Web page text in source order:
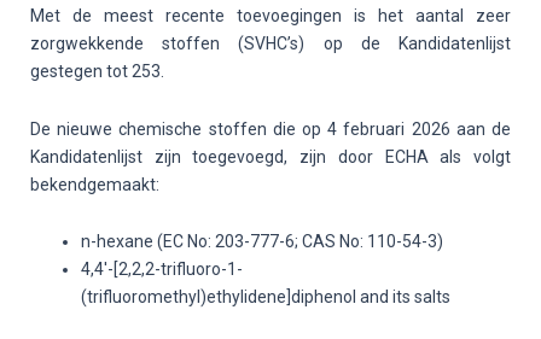
Met de meest recente toevoegingen is het aantal zeer
zorgwekkende stoffen (SVHC’s) op de Kandidatenlijst
gestegen tot 253.
De nieuwe chemische stoffen die op 4 februari 2026 aan de
Kandidatenlijst zijn toegevoegd, zijn door ECHA als volgt
bekendgemaakt:
n-hexane (EC No: 203-777-6; CAS No: 110-54-3)
4,4′-[2,2,2-trifluoro-1-
(trifluoromethyl)ethylidene]diphenol and its salts